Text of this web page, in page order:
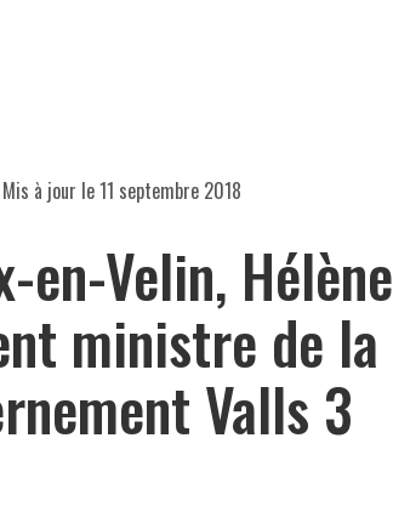
à jour le11 septembre 2018
en-Velin, Hélène
ministre de la
Valls 3